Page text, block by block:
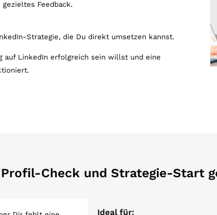
Feedback.
Strategie, die Du direkt umsetzen kannst.
auf LinkedIn erfolgreich sein willst und eine
Check und Strategie-Start
Ideal für: